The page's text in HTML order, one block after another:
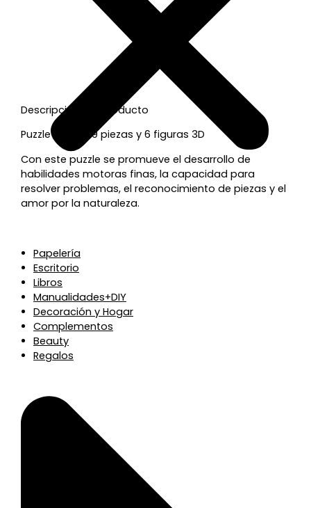
Papelería
Escritorio
Libros
Manualidades+DIY
Decoración y Hogar
Complementos
Beauty
Regalos
Descripción del producto
Puzzle 3D con 9 piezas y 6 figuras 3D
Con este puzzle se promueve el desarrollo de
habilidades motoras finas, la capacidad para
resolver problemas, el reconocimiento de piezas y el
amor por la naturaleza.